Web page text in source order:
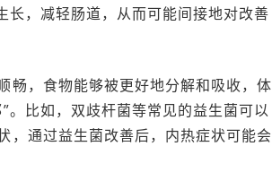
长，减轻肠道，从而可能间接地对改善
畅，食物能够被更好地分解和吸收，体
。比如，双歧杆菌等常见的益生菌可以
，通过益生菌改善后，内热症状可能会